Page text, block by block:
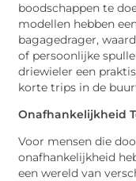
boodschappen te
modellen hebben
bagagedrager,
of persoonlijke
driewieler een
korte trips in de
Onafhankelijkheid
Voor mensen die
onafhankelijkheid
een wereld van